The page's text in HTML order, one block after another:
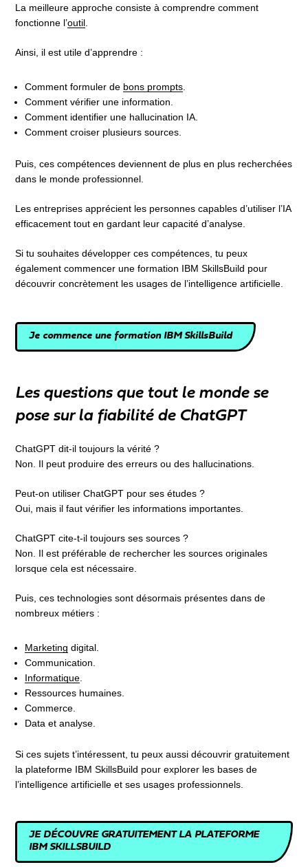
La meilleure approche consiste à comprendre comment
fonctionne l’outil.
Ainsi, il est utile d’apprendre :
Comment formuler de bons prompts.
Comment vérifier une information.
Comment identifier une hallucination IA.
Comment croiser plusieurs sources.
Puis, ces compétences deviennent de plus en plus recherchées
dans le monde professionnel.
Les entreprises apprécient les personnes capables d’utiliser l’IA
efficacement tout en gardant leur capacité d’analyse.
Si tu souhaites développer ces compétences, tu peux
également commencer une formation IBM SkillsBuild pour
découvrir concrètement les usages de l’intelligence artificielle.
Je commence une formation IBM SkillsBuild
Les questions que tout le monde se
pose sur la fiabilité de ChatGPT
ChatGPT dit-il toujours la vérité ?
Non. Il peut produire des erreurs ou des hallucinations.
Peut-on utiliser ChatGPT pour ses études ?
Oui, mais il faut vérifier les informations importantes.
ChatGPT cite-t-il toujours ses sources ?
Non. Il est préférable de rechercher les sources originales
lorsque cela est nécessaire.
Puis, ces technologies sont désormais présentes dans de
nombreux métiers :
Marketing digital.
Communication.
Informatique.
Ressources humaines.
Commerce.
Data et analyse.
Si ces sujets t’intéressent, tu peux aussi découvrir gratuitement
la plateforme IBM SkillsBuild pour explorer les bases de
l’intelligence artificielle et ses usages professionnels.
JE DÉCOUVRE GRATUITEMENT LA PLATEFORME
IBM SKILLSBUILD